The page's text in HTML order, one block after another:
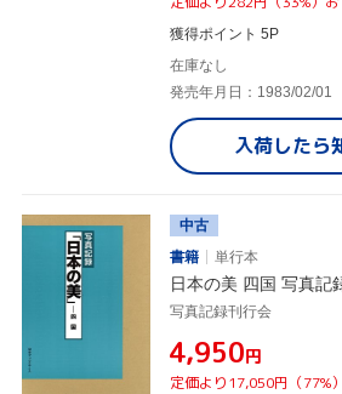
獲得ポイント 5P
在庫なし
発売年月日：1983/02/01
入荷したら
中古
書籍
単行本
日本の美 四国 写真記
写真記録刊行会
¥4,950円
定価より17,050円（77%